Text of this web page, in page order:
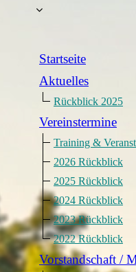
Startseite
Aktuelles
Rückblick 2025
Vereinstermine
Training &
2026 Rückblick
2025 Rückblick
2024 Rückblick
2023 Rückblick
2022 Rückblick
Vorstandschaft /